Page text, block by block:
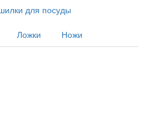
для посуды
Ложки Ножи